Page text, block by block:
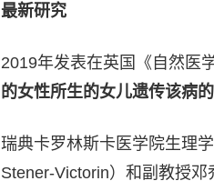
最新研究
2019年发表在英国《自然医
的女性所生的女儿遗传该病
瑞典卡罗林斯卡医学院生理
Stener-Victorin）和副教授邓